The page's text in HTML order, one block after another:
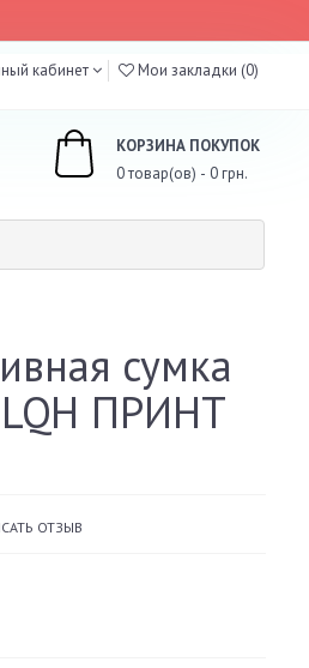
кабинет Мои закладки (0)
КОРЗИНА ПОКУПОК
0 товар(ов) - 0 грн.
сумка
ПРИНТ
ОТЗЫВ